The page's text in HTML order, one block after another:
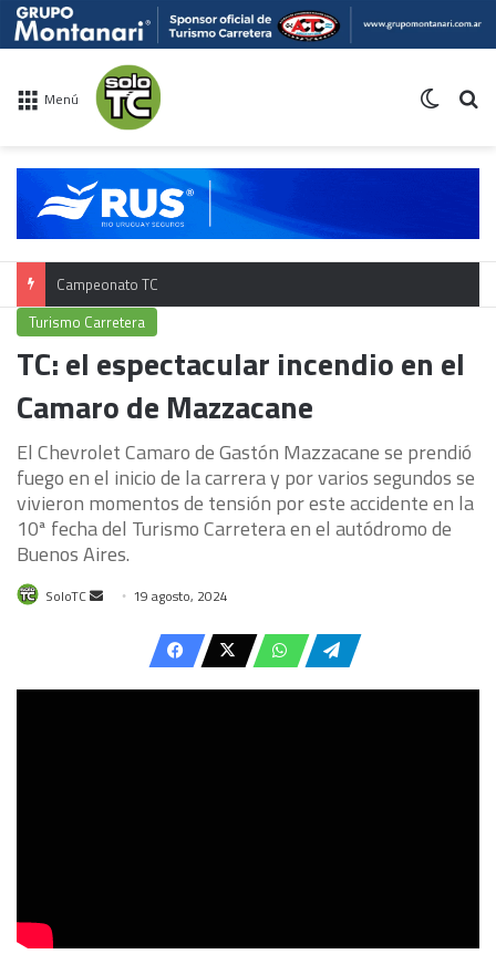
Menú
Campeonato TC
Turismo Carretera
TC: el espectacular incendio en el
Camaro de Mazzacane
El Chevrolet Camaro de Gastón Mazzacane se prendió
fuego en el inicio de la carrera y por varios segundos se
vivieron momentos de tensión por este accidente en la
10ª fecha del Turismo Carretera en el autódromo de
Buenos Aires.
SoloTC
Send 19 agosto, 2024